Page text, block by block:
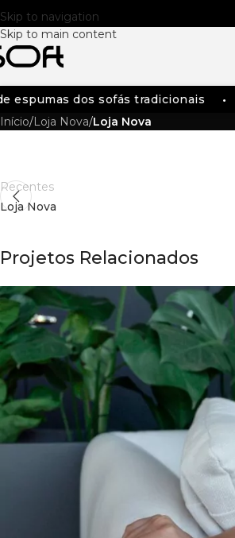
Skip to navigation
Skip to main content
dos sofás tradicionais
Início/Loja Nova/Loja Nova
Recentes
Loja Nova
Projetos Relacionados